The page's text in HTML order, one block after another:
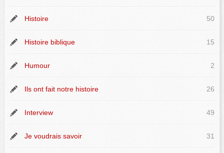
Histoire 50
Histoire biblique 15
Humour 2
Ils ont fait notre histoire 26
Interview 49
Je voudrais savoir 31